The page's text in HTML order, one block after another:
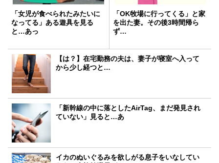
「女児が食べられたみたいに
なってる」ある遊具を見る
と…あっ
「OK牧場に行ってくる」と家
を出た妻。その後3時間帰ら
ず…
【は？】在宅勤務の夫は、妻子が寝室へ入って
から少し経つと…
「新幹線の中に落としたAirTag、まだ発見され
ていない」見ると…あ
イカのぬいぐるみを欲しがる息子をいなしてい